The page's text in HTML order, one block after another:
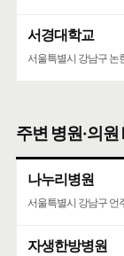
서경대학교
서울특별시 강남구 논
주변 병원·의원
나누리병원
서울특별시 강남구 언
자생한방병원